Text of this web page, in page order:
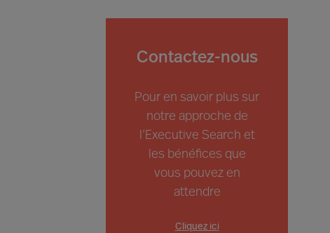
Contactez-nous
Pour en savoir plus sur
notre approche de
l’Executive Search et
les bénéfices que
vous pouvez en
attendre
Cliquez ici